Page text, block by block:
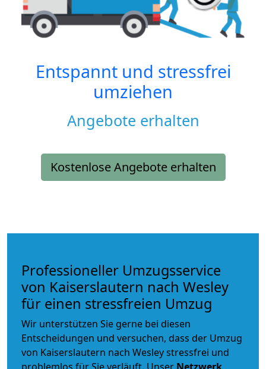
Entspannt und stressfrei
umziehen
Angebote erhalten
Kostenlose Angebote erhalten
Professioneller Umzugsservice
von Kaiserslautern nach Wesley
für einen stressfreien Umzug
Wir unterstützen Sie gerne bei diesen
Entscheidungen und versuchen, dass der Umzug
von Kaiserslautern nach Wesley stressfrei und